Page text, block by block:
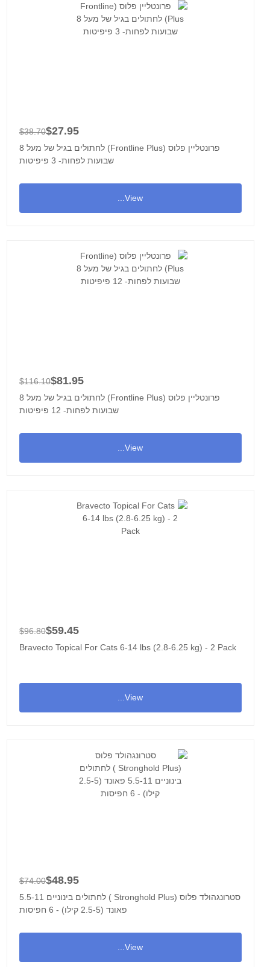
$27.95
$38.70
פרונטליין פלוס (Frontline Plus) לחתולים בגיל של מעל 8
שבועות לפחות- 3 פיפיטות
View...
$81.95
$116.10
פרונטליין פלוס (Frontline Plus) לחתולים בגיל של מעל 8
שבועות לפחות- 12 פיפיטות
View...
$59.45
$96.80
Bravecto Topical For Cats 6-14 lbs (2.8-6.25 kg) - 2 Pack
View...
$48.95
$74.00
סטרונגהולד פלוס (Stronghold Plus ) לחתולים בינוניים 5.5-11
פאונד (2.5-5 קילו) - 6 חפיסות
View...